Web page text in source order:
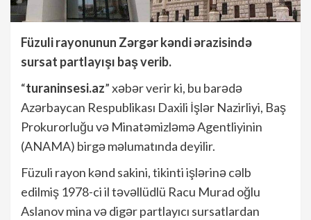
Füzuli rayonunun Zərgər kəndi ərazisində
sursat partlayışı baş verib.
“turaninsesi.az” xəbər verir ki, bu barədə
Azərbaycan Respublikası Daxili İşlər Nazirliyi, Baş
Prokurorluğu və Minatəmizləmə Agentliyinin
(ANAMA) birgə məlumatında deyilir.
Füzuli rayon kənd sakini, tikinti işlərinə cəlb
edilmiş 1978-ci il təvəllüdlü Racu Murad oğlu
Aslanov mina və digər partlayıcı sursatlardan